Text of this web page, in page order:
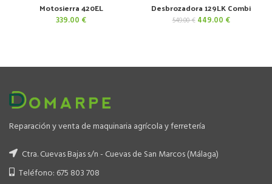
Motosierra 420EL
339.00 €
Desbrozadora 129LK Combi
549.00€ El
449.00 €El
Reparación y venta de maquinaria agrícola y ferretería
Ctra. Cuevas Bajas s/n - Cuevas de San Marcos (Málaga)
Teléfono: 675 803 708